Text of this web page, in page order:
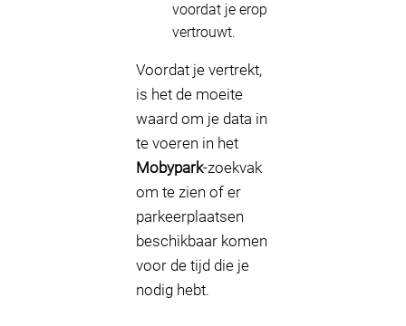
voordat je erop
vertrouwt.
Voordat je vertrekt,
is het de moeite
waard om je data in
te voeren in het
Mobypark-zoekvak
om te zien of er
parkeerplaatsen
beschikbaar komen
voor de tijd die je
nodig hebt.